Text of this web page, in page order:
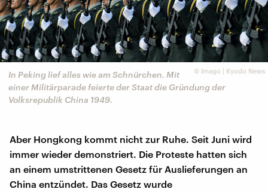
© Imago | Kyodo News
In Peking lief alles wie am Schnürchen. Mit
einer Militärparade feierte der Staat die Gründung der
Volksrepublik China 1949.
Aber Hongkong kommt nicht zur Ruhe. Seit Juni wird
immer wieder demonstriert. Die Proteste hatten sich
an einem umstrittenen Gesetz für Auslieferungen an
China entzündet. Das Gesetz wurde